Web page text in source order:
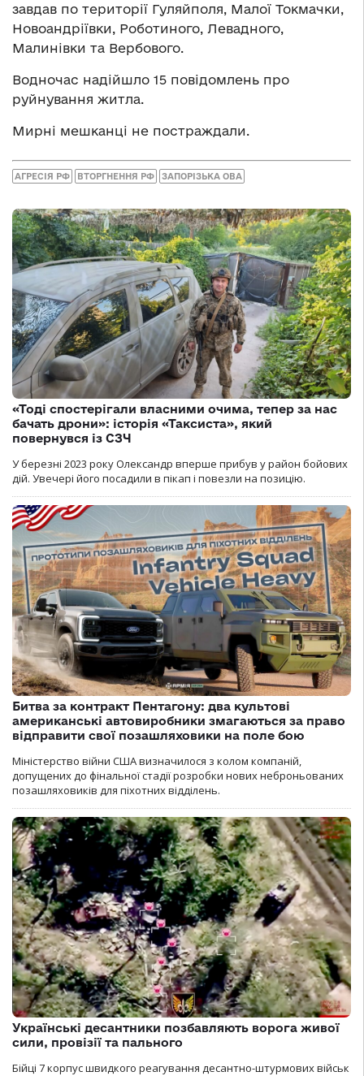
завдав по території Гуляйполя, Малої Токмачки,
Новоандріївки, Роботиного, Левадного,
Малинівки та Вербового.
Водночас надійшло 15 повідомлень про
руйнування житла.
Мирні мешканці не постраждали.
АГРЕСІЯ РФ ВТОРГНЕННЯ РФ ЗАПОРІЗЬКА ОВА
«Тоді спостерігали власними очима, тепер за нас
бачать дрони»: історія «Таксиста», який
повернувся із СЗЧ
У березні 2023 року Олександр вперше прибув у район бойових
дій. Увечері його посадили в пікап і повезли на позицію.
Битва за контракт Пентагону: два культові
американські автовиробники змагаються за право
відправити свої позашляховики на поле бою
Міністерство війни США визначилося з колом компаній,
допущених до фінальної стадії розробки нових неброньованих
позашляховиків для піхотних відділень.
Українські десантники позбавляють ворога живої
сили, провізії та пального
Бійці 7 корпус швидкого реагування десантно-штурмових військ